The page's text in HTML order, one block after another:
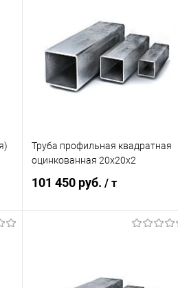
Купить в 1 клик Сравнение
В избранное Под заказ
Труба профильная квадратная
оцинкованная 20х20х2
101 450 руб. / т
Купить в 1 клик